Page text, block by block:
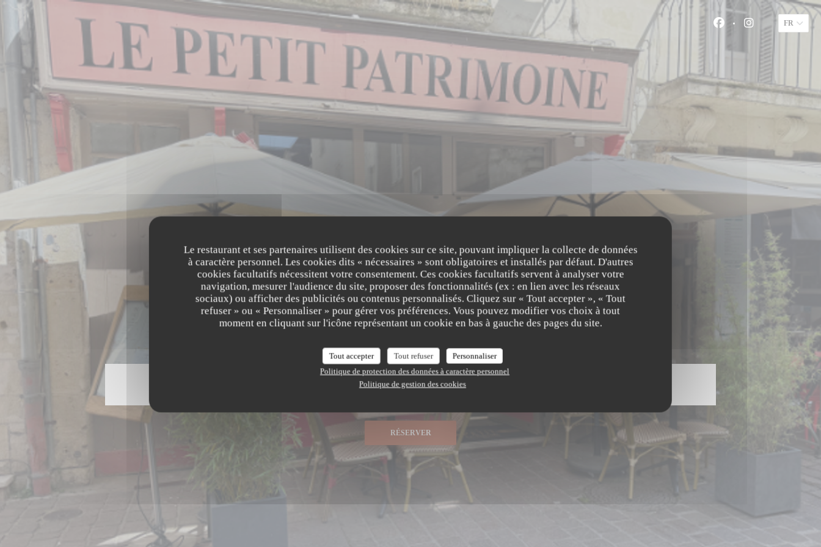
Personnalisation de vos choix en matière de cookies
Le restaurant et ses partenaires utilisent des cookies sur ce site, pouvant impliquer la collecte de données
à caractère personnel. Les cookies dits « nécessaires » sont obligatoires et installés par défaut. D'autres
cookies facultatifs nécessitent votre consentement. Ces cookies facultatifs servent à analyser votre
navigation, mesurer l'audience du site, proposer des fonctionnalités (ex : en lien avec les réseaux
sociaux) ou afficher des publicités ou contenus personnalisés. Cliquez sur « Tout accepter », « Tout
refuser » ou « Personnaliser » pour gérer vos préférences. Vous pouvez modifier vos choix à tout
moment en cliquant sur l'icône représentant un cookie en bas à gauche des pages du site.
Tout accepter Tout refuser
Personnaliser
Politique de protection des données à caractère personnel
Politique de gestion des cookies
FR
Facebook ((ouvre une
Instagram
HORAIRES
Ouvert aujourd'hui de 12:00 à 14:00
Puis de 19:00 à 22:00
((ouvre une nouvelle fenêtre)) 02 47 66 05 81
RÉSERVER
Le Petit Patrimoine